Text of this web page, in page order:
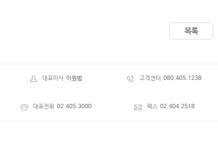
목록
대표이사 이원범 고객센터 080.405.1238
대표전화 02.405.3000 팩스 02.404.2518